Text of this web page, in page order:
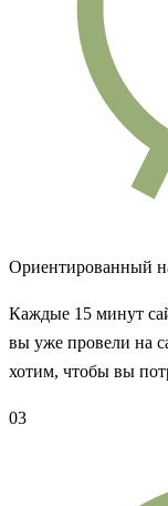
Ориентированный
Каждые 15 минут
вы уже провели на
хотим, чтобы вы
03